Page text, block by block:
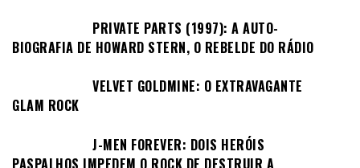
PRIVATE PARTS (1997): A AUTO-
BIOGRAFIA DE HOWARD STERN, O REBELDE DO RÁDIO
VELVET GOLDMINE: O EXTRAVAGANTE
GLAM ROCK
J-MEN FOREVER: DOIS HERÓIS
PASPALHOS IMPEDEM O ROCK DE DESTRUIR A